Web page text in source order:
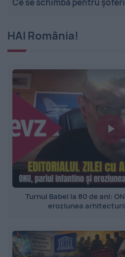
Ce se schimbă pentru
HAI România!
Turnul Babel la 80 de ani:
eroziunea